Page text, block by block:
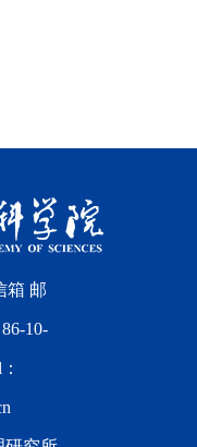
箱 邮
10-